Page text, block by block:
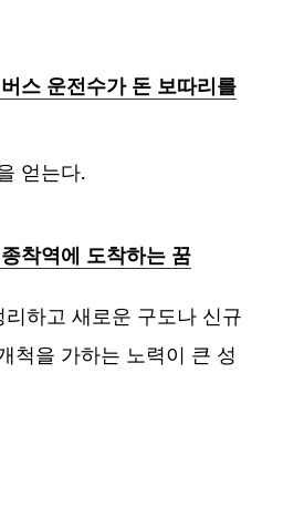
스 운전수가 돈 보따리를
얻는다.
착역에 도착하는 꿈
하고 새로운 구도나 신규
척을 가하는 노력이 큰 성